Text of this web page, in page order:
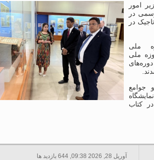
وزیر امور
در
در
ملی
ملی
جوامع
کتاب
آوریل 28, 2026 09:38, 644 بازدید ها